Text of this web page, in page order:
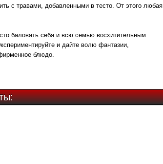
с травами, добавленными в тесто. От этого любая
баловать себя и всю семью восхитительным
и дайте волю фантазии,
блюдо.